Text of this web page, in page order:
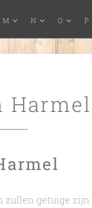
M N O P
Harmel
zullen getuige zijn